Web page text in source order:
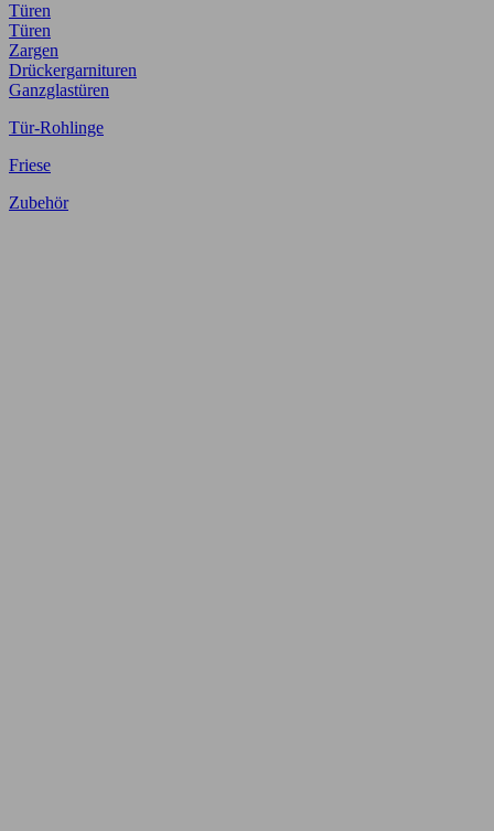
Türen
Türen
Zargen
Drückergarnituren
Ganzglastüren
Tür-Rohlinge
Friese
Zubehör